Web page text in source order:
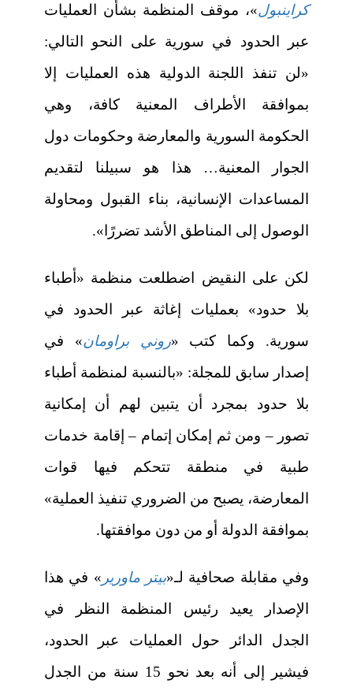
كراينبول»، موقف المنظمة بشأن العمليات
عبر الحدود في سورية على النحو التالي:
«لن تنفذ اللجنة الدولية هذه العمليات إلا
بموافقة الأطراف المعنية كافة، وهي
الحكومة السورية والمعارضة وحكومات دول
الجوار المعنية… هذا هو سبيلنا لتقديم
المساعدات الإنسانية، بناء القبول ومحاولة
الوصول إلى المناطق الأشد تضررًا».
لكن على النقيض اضطلعت منظمة «أطباء
بلا حدود» بعمليات إغاثة عبر الحدود في
سورية. وكما كتب «روني براومان» في
إصدار سابق للمجلة: «بالنسبة لمنظمة أطباء
بلا حدود بمجرد أن يتبين لهم أن إمكانية
تصور – ومن ثم إمكان إتمام – إقامة خدمات
طبية في منطقة تتحكم فيها قوات
المعارضة، يصبح من الضروري تنفيذ العملية»
بموافقة الدولة أو من دون موافقتها.
وفي مقابلة صحافية لـ«بيتر ماورير » في هذا
الإصدار يعيد رئيس المنظمة النظر في
الجدل الدائر حول العمليات عبر الحدود،
فيشير إلى أنه بعد نحو 15 سنة من الجدل